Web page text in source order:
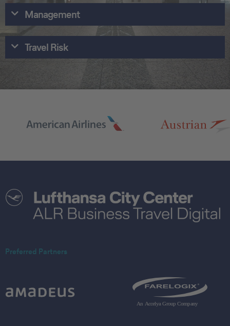
Management
Travel Risk
Preferred Partners